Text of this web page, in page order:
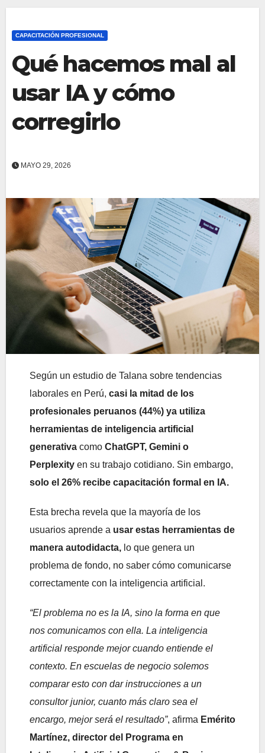
CAPACITACIÓN PROFESIONAL
Qué hacemos mal al
usar IA y cómo
corregirlo
MAYO 29, 2026
Según un estudio de Talana sobre tendencias
laborales en Perú, casi la mitad de los
profesionales peruanos (44%) ya utiliza
herramientas de inteligencia artificial
generativa como ChatGPT, Gemini o
Perplexity en su trabajo cotidiano. Sin embargo,
solo el 26% recibe capacitación formal en IA.
Esta brecha revela que la mayoría de los
usuarios aprende a usar estas herramientas de
manera autodidacta, lo que genera un
problema de fondo, no saber cómo comunicarse
correctamente con la inteligencia artificial.
“El problema no es la IA, sino la forma en que
nos comunicamos con ella. La inteligencia
artificial responde mejor cuando entiende el
contexto. En escuelas de negocio solemos
comparar esto con dar instrucciones a un
consultor junior, cuanto más claro sea el
encargo, mejor será el resultado”, afirma Emérito
Martínez, director del Programa en